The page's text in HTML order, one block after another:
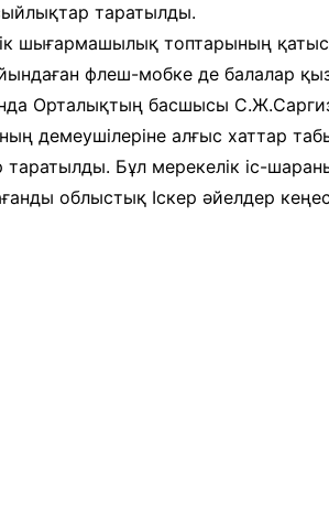
таратылды.
шығармашылық топтарының
флеш-мобке де балалар
Орталықтың басшысы
демеушілеріне алғыс хаттар
Бұл мерекелік іс-
облыстық Іскер әйелдер